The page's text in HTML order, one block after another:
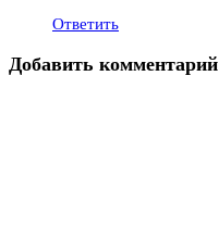
Ответить
Добавить комментарий